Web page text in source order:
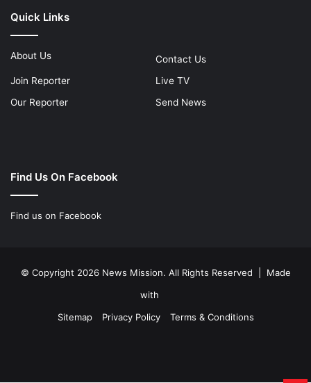
Quick Links
About Us
Contact Us
Join Reporter
Live TV
Our Reporter
Send News
Find Us On Facebook
Find us on Facebook
© Copyright 2026 News Mission. All Rights Reserved | Made
with
Sitemap
Privacy Policy Terms & Conditions